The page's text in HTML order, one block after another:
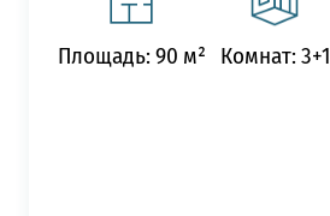
Площадь: 90 м² Комнат: 3+1